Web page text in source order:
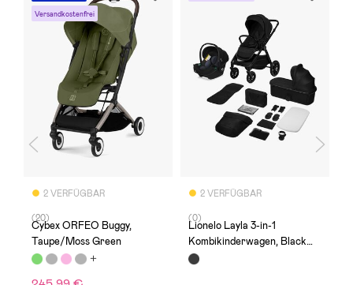
Versandkostenfrei
2 VERFÜGBAR
(20)
Cybex ORFEO Buggy,
Taupe/Moss Green
2 VERFÜGBAR
(0)
Lionelo Layla 3-in-1
Kombikinderwagen, Black
Onyx